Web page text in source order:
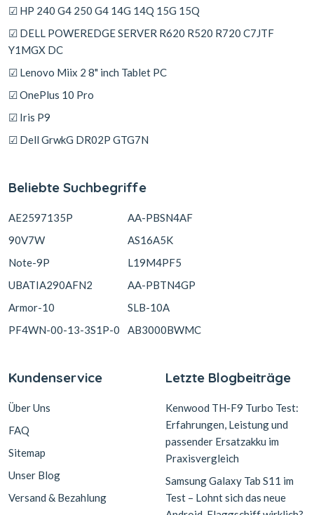
☑ HP 240 G4 250 G4 14G 14Q 15G 15Q
☑ DELL POWEREDGE SERVER R620 R520 R720 C7JTF
Y1MGX DC
☑ Lenovo Miix 2 8" inch Tablet PC
☑ OnePlus 10 Pro
☑ Iris P9
☑ Dell GrwkG DR02P GTG7N
Beliebte Suchbegriffe
AE2597135P
90V7W
Note-9P
UBATIA290AFN2
Armor-10
PF4WN-00-13-3S1P-0
AA-PBSN4AF
AS16A5K
L19M4PF5
AA-PBTN4GP
SLB-10A
AB3000BWMC
Kundenservice
Über Uns
FAQ
Sitemap
Unser Blog
Versand & Bezahlung
Letzte Blogbeiträge
Kenwood TH-F9 Turbo Test:
Erfahrungen, Leistung und
passender Ersatzakku im
Praxisvergleich
Samsung Galaxy Tab S11 im
Test – Lohnt sich das neue